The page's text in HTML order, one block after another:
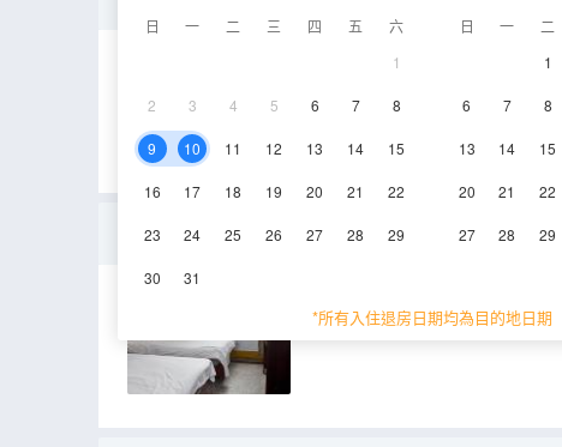
日 一 二 三 四 五
六
1
2 3 4 5 6 7 8
9 10 11 12 13 14 15
16 17 18 19 20 21 22
23 24 25 26 27 28 29
30 31
日 一 二
1
6 7 8
13 14 15
20 21 22
27 28 29
*所有入住退房日期均為目的地日期
8-15㎡ 空調
雙床房
8-12㎡ 2-3層 空調